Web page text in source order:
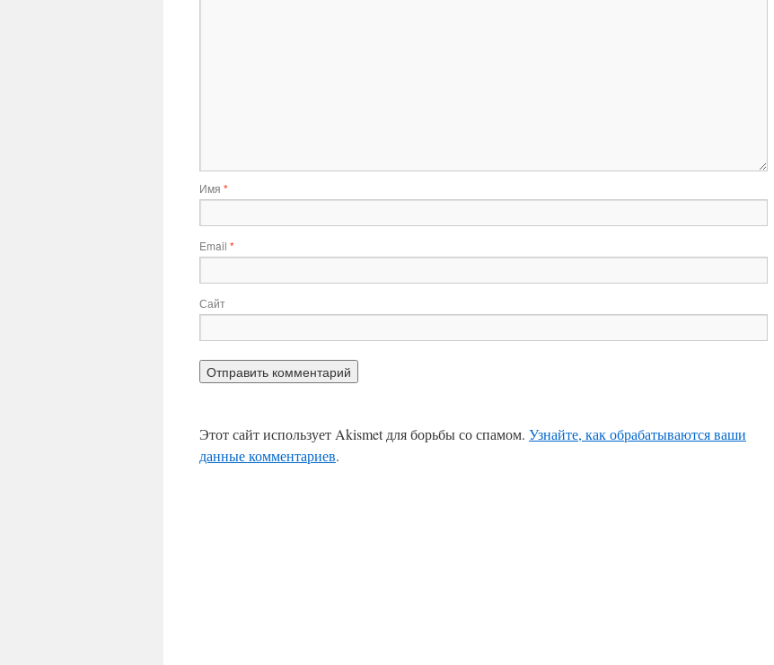
Имя *
Email *
Сайт
Этот сайт использует Akismet для борьбы со спамом. Узнайте, как обрабатываются ваши
данные комментариев.